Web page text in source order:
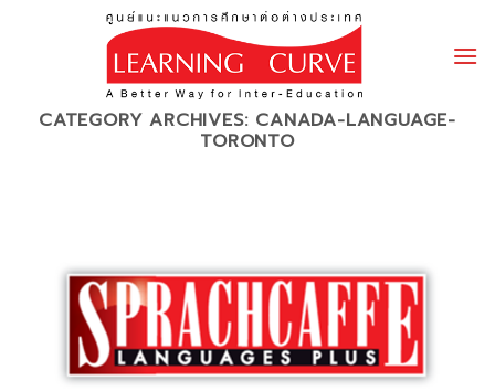
CATEGORY ARCHIVES: CANADA-LANGUAGE-
TORONTO